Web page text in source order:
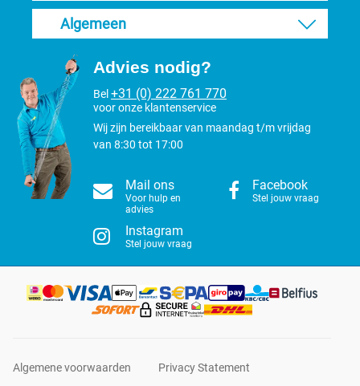
Algemeen
Advies nodig?
Bel +31 (0) 222 761 770
voor onze klantenservice
Wij zijn bereikbaar van maandag t/m vrijdag
van 8:30 tot 17:00
Mail ons
Voor hulp en
advies
Facebook
Stel jouw vraag
Instagram
Stel jouw vraag
Algemene voorwaarden Privacy Statement